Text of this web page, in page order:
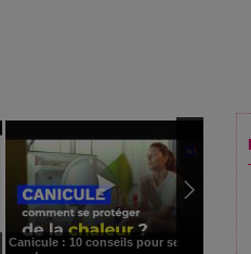
Canicule : 10 conseils pour se
J'ai 10